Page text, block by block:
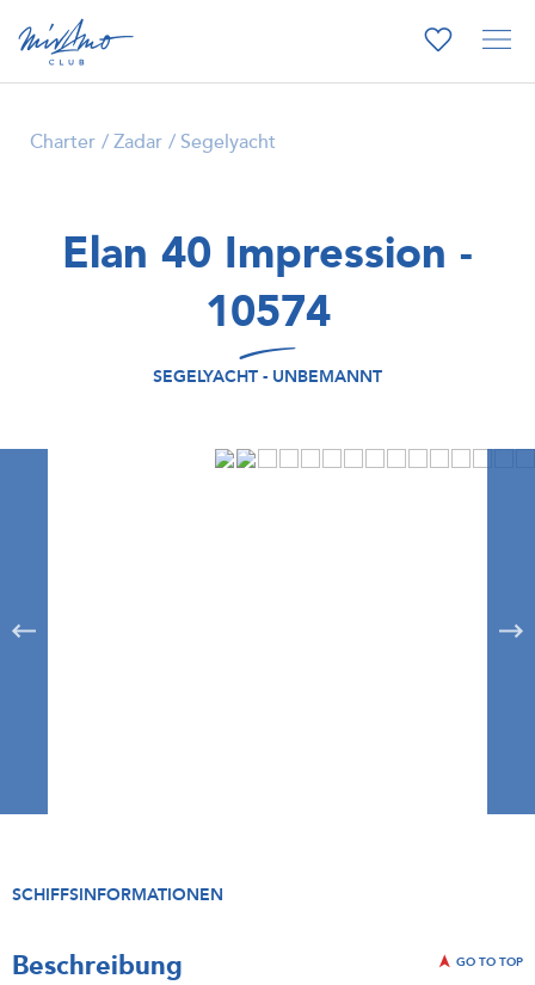
Charter Zadar Segelyacht
Elan 40 Impression -
10574
SEGELYACHT - UNBEMANNT
SCHIFFSINFORMATIONEN
Beschreibung GO TO TOP